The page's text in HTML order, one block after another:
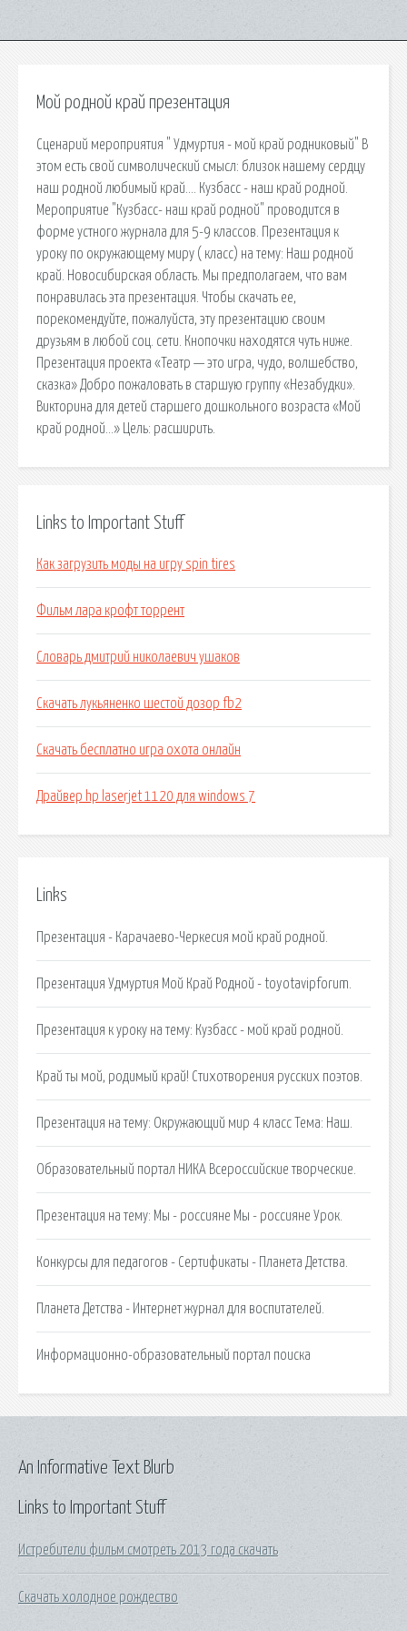
Мой родной край презентация
Сценарий мероприятия " Удмуртия - мой край родниковый" В
этом есть свой символический смысл: близок нашему сердцу
наш родной любимый край…. Кузбасс - наш край родной.
Мероприятие "Кузбасс- наш край родной" проводится в
форме устного журнала для 5-9 классов. Презентация к
уроку по окружающему миру ( класс) на тему: Наш родной
край. Новосибирская область. Мы предполагаем, что вам
понравилась эта презентация. Чтобы скачать ее,
порекомендуйте, пожалуйста, эту презентацию своим
друзьям в любой соц. сети. Кнопочки находятся чуть ниже.
Презентация проекта «Театр — это игра, чудо, волшебство,
сказка» Добро пожаловать в старшую группу «Незабудки».
Викторина для детей старшего дошкольного возраста «Мой
край родной…» Цель: расширить.
Links to Important Stuff
Как загрузить моды на игру spin tires
Фильм лара крофт торрент
Словарь дмитрий николаевич ушаков
Скачать лукьяненко шестой дозор fb2
Скачать бесплатно игра охота онлайн
Драйвер hp laserjet 1120 для windows 7
Links
Презентация - Карачаево-Черкесия мой край родной.
Презентация Удмуртия Мой Край Родной - toyotavipforum.
Презентация к уроку на тему: Кузбасс - мой край родной.
Край ты мой, родимый край! Стихотворения русских поэтов.
Презентация на тему: Окружающий мир 4 класс Тема: Наш.
Образовательный портал НИКА Всероссийские творческие.
Презентация на тему: Мы - россияне Мы - россияне Урок.
Конкурсы для педагогов - Сертификаты - Планета Детства.
Планета Детства - Интернет журнал для воспитателей.
Информационно-образовательный портал поиска
Links to Important Stuff
Истребители фильм смотреть 2013 года скачать
Скачать холодное рождество
An Informative Text Blurb